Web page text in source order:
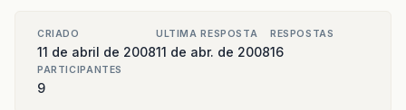
CRIADO
11 de abril de 2008
ULTIMA RESPOSTA
11 de abr. de 2008
RESPOSTAS
16
PARTICIPANTES
9